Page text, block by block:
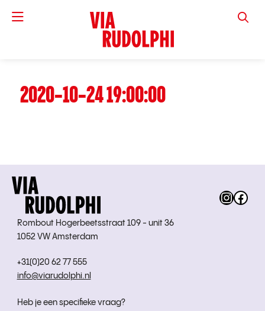
VIA
2020-10-24 19:00:00
Rombout Hogerbeetsstraat 109 - unit 36
1052 VW Amsterdam
+31(0)20 62 77 555
info@viarudolphi.nl
Heb je een specifieke vraag?